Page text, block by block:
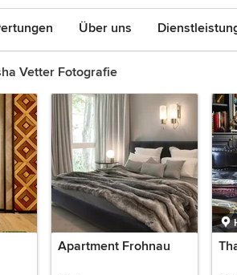
Über uns
Vetter Fotografie
Apartment Frohnau